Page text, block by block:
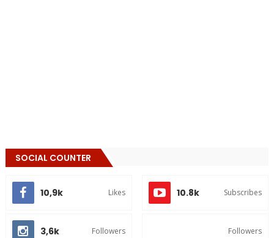
SOCIAL COUNTER
10,9k Likes 10.8k Subscribes
3,6k Followers Followers